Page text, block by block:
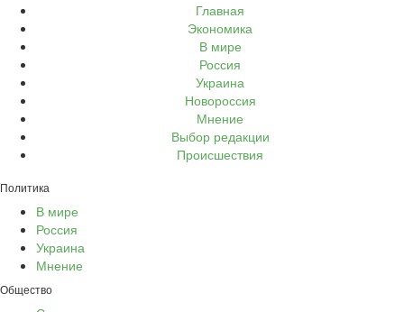
Главная
Экономика
В мире
Россия
Украина
Новороссия
Мнение
Выбор редакции
Происшествия
Политика
В мире
Россия
Украина
Мнение
Общество